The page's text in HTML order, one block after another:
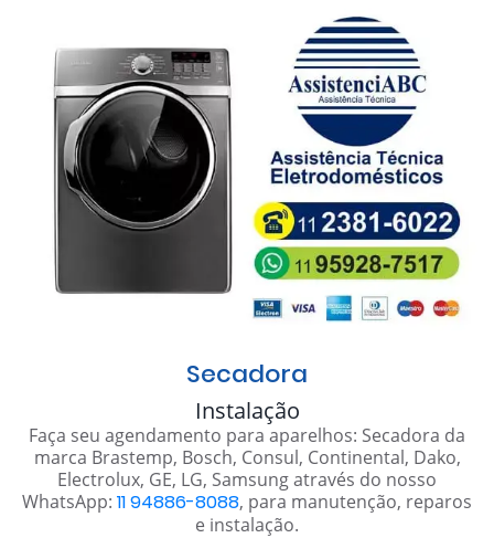
Secadora
Instalação
Faça seu agendamento para aparelhos: Secadora da
marca Brastemp, Bosch, Consul, Continental, Dako,
Electrolux, GE, LG, Samsung através do nosso
WhatsApp: 11 94886-8088, para manutenção, reparos
e instalação.